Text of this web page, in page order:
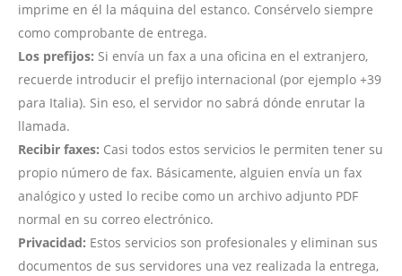
imprime en él la máquina del estanco. Consérvelo siempre
como comprobante de entrega.
Los prefijos: Si envía un fax a una oficina en el extranjero,
recuerde introducir el prefijo internacional (por ejemplo +39
para Italia). Sin eso, el servidor no sabrá dónde enrutar la
llamada.
Recibir faxes: Casi todos estos servicios le permiten tener su
propio número de fax. Básicamente, alguien envía un fax
analógico y usted lo recibe como un archivo adjunto PDF
normal en su correo electrónico.
Privacidad: Estos servicios son profesionales y eliminan sus
documentos de sus servidores una vez realizada la entrega,